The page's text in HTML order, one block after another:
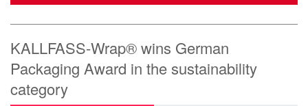
KALLFASS-Wrap® wins German
Packaging Award in the sustainability
category